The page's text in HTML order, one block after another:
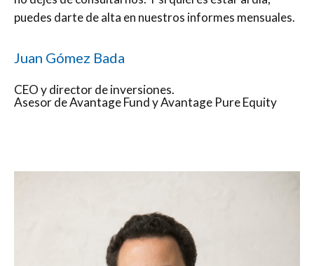
puedes darte de alta en nuestros informes mensuales.
Juan Gómez Bada
CEO y director de inversiones.
Asesor de Avantage Fund y Avantage Pure Equity